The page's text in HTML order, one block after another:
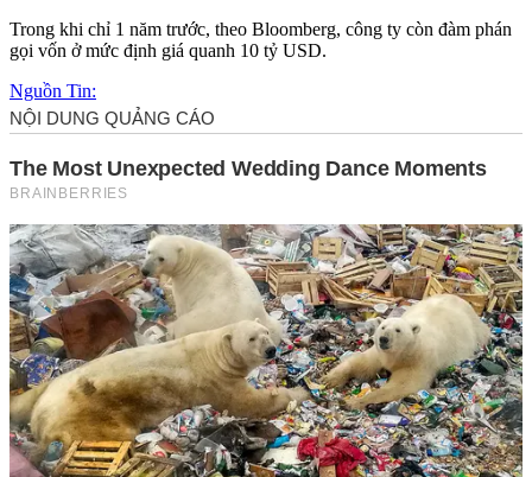
Trong khi chỉ 1 năm trước, theo Bloomberg, công ty còn đàm phán
gọi vốn ở mức định giá quanh 10 tỷ USD.
Nguồn Tin: